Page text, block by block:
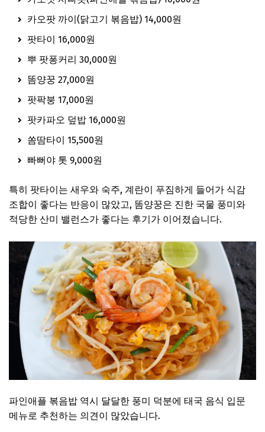
카오팟 까이(닭고기 볶음밥) 14,000원
팟타이 16,000원
뿌 팟퐁커리 30,000원
똠양꿍 27,000원
팟팍붕 17,000원
팟카파오 덮밥 16,000원
쏨땀타이 15,500원
빠뻐야 톳 9,000원
특히 팟타이는 새우와 숙주, 계란이 푸짐하게 들어가 식감
조합이 좋다는 반응이 많았고, 똠양꿍은 진한 국물 풍미와
적당한 산미 밸런스가 좋다는 후기가 이어졌습니다.
파인애플 볶음밥 역시 달달한 풍미 덕분에 태국 음식 입문
메뉴로 추천하는 의견이 많았습니다.